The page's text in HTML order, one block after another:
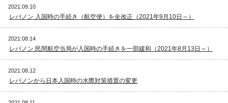
2021.09.10
レバノン 入国時の手続き（航空便）を全改正（2021年9月10日～）
2021.08.14
レバノン 民間航空当局が入国時の手続きを一部緩和（2021年8月13日～）
2021.08.12
レバノンから日本入国時の水際対策措置の変更